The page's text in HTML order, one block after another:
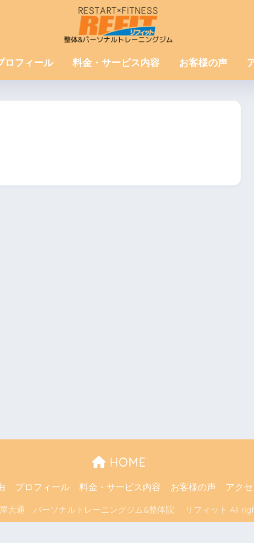
ロフィール 料金・サービス内容 お客様の声
HOME
プロフィール 料金・サービス内容 お客様の声 アクセ
大通 パーソナルトレーニングジム&整体院 リフィット All